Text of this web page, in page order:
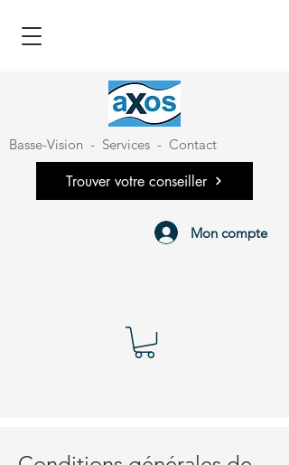
Basse-Vision - Services - Contact
Trouver votre conseiller
Mon compte